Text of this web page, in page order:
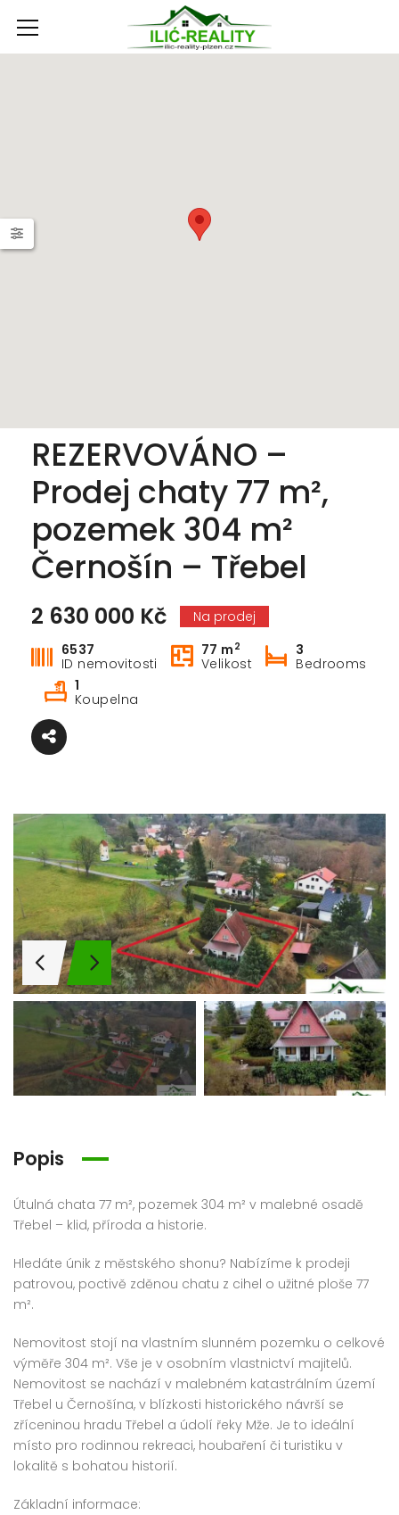
REZERVOVÁNO –
Prodej chaty 77 m²,
pozemek 304 m²
Černošín – Třebel
2 630 000 Kč
Na prodej
6537
ID nemovitosti
77 m 2
Velikost
3
Bedrooms
1
Koupelna
Popis
Útulná chata 77 m², pozemek 304 m² v malebné osadě
Třebel – klid, příroda a historie.
Hledáte únik z městského shonu? Nabízíme k prodeji
patrovou, poctivě zděnou chatu z cihel o užitné ploše 77
m².
Nemovitost stojí na vlastním slunném pozemku o celkové
výměře 304 m². Vše je v osobním vlastnictví majitelů.
Nemovitost se nachází v malebném katastrálním území
Třebel u Černošína, v blízkosti historického návrší se
zříceninou hradu Třebel a údolí řeky Mže. Je to ideální
místo pro rodinnou rekreaci, houbaření či turistiku v
lokalitě s bohatou historií.
Základní informace:
Prodej bytu 3+kk 68 m² Bolevecká, Plzeň – Severní Předměstí
000 Kč
Prodej bytu 3+1 66 m² Hroznatova, Mariánské Lázně – Úšovice